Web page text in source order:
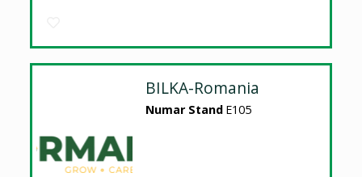
BILKA-Romania
Numar Stand E105